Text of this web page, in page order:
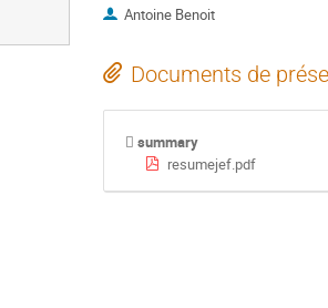
Antoine Benoit
Documents de
summary
resumejef.pdf